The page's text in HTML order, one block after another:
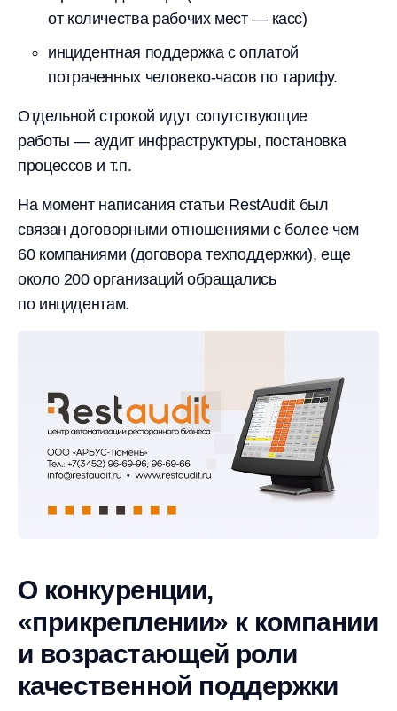
от количества рабочих мест — касс)
инцидентная поддержка с оплатой
потраченных человеко-часов по тарифу.
Отдельной строкой идут сопутствующие
работы — аудит инфраструктуры, постановка
процессов и т.п.
На момент написания статьи RestAudit был
связан договорными отношениями с более чем
60 компаниями (договора техподдержки), еще
около 200 организаций обращались
по инцидентам.
О конкуренции,
«прикреплении» к компании
и возрастающей роли
качественной поддержки